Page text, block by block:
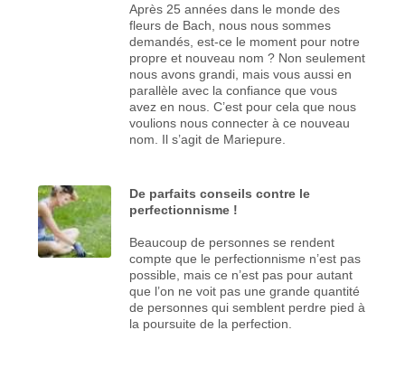
Après 25 années dans le monde des
fleurs de Bach, nous nous sommes
demandés, est-ce le moment pour notre
propre et nouveau nom ? Non seulement
nous avons grandi, mais vous aussi en
parallèle avec la confiance que vous
avez en nous. C’est pour cela que nous
voulions nous connecter à ce nouveau
nom. Il s’agit de Mariepure.
De parfaits conseils contre le
perfectionnisme !
Beaucoup de personnes se rendent
compte que le perfectionnisme n’est pas
possible, mais ce n’est pas pour autant
que l’on ne voit pas une grande quantité
de personnes qui semblent perdre pied à
la poursuite de la perfection.